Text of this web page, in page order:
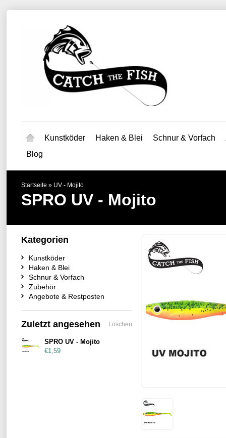
Kunstköder Haken & Blei Schnur & Vorfach
Blog
Startseite » UV - Mojito
SPRO UV - Mojito
Kategorien
Kunstköder
Haken & Blei
Schnur & Vorfach
Zubehör
Angebote & Restposten
Zuletzt angesehen Löschen
SPRO UV - Mojito
€1,59